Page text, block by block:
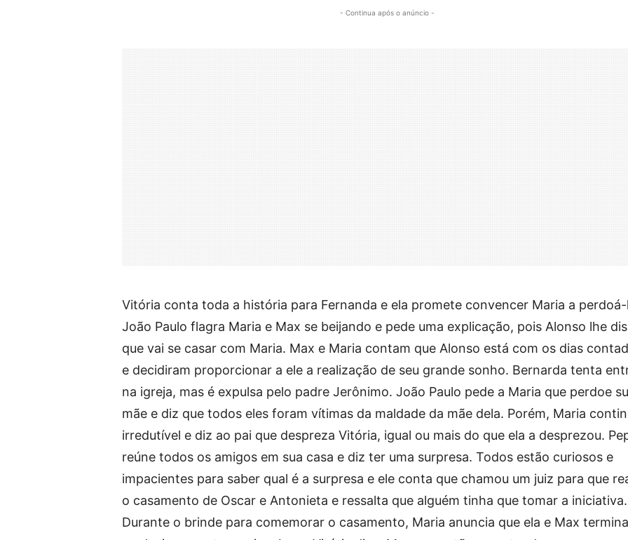
- Continua após o anúncio -
Vitória conta toda a história para Fernanda e ela promete convencer Maria a perdoá-
João Paulo flagra Maria e Max se beijando e pede uma explicação, pois Alonso lhe
que vai se casar com Maria. Max e Maria contam que Alonso está com os dias
e decidiram proporcionar a ele a realização de seu grande sonho. Bernarda tenta
na igreja, mas é expulsa pelo padre Jerônimo. João Paulo pede a Maria que perdoe
mãe e diz que todos eles foram vítimas da maldade da mãe dela. Porém, Maria
irredutível e diz ao pai que despreza Vitória, igual ou mais do que ela a desprezou.
reúne todos os amigos em sua casa e diz ter uma surpresa. Todos estão curiosos e
impacientes para saber qual é a surpresa e ele conta que chamou um juiz para que
o casamento de Oscar e Antonieta e ressalta que alguém tinha que tomar a iniciativa.
Durante o brinde para comemorar o casamento, Maria anuncia que ela e Max